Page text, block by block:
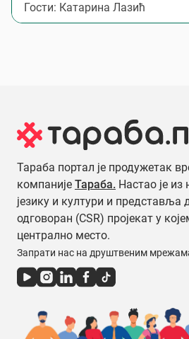
Гости: Катарина Лазић
Тараба портал је продужетак
компаније Тараба. Настао је
језику и култури и представља
одговоран (CSR) пројекат у
централно место.
Запрати нас на друштвеним